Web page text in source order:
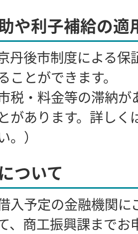
や利子補給の適
丹後市制度による保
ことができます。
税・料金等の滞納
があります。詳しく
。）
ついて
予定の金融機関に
、商工振興課までお